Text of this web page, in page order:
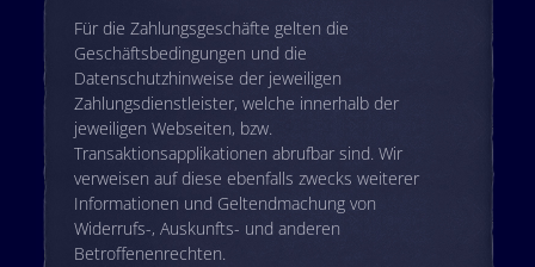
Für die Zahlungsgeschäfte gelten die
Geschäftsbedingungen und die
Datenschutzhinweise der jeweiligen
Zahlungsdienstleister, welche innerhalb der
jeweiligen Webseiten, bzw.
Transaktionsapplikationen abrufbar sind. Wir
verweisen auf diese ebenfalls zwecks weiterer
Informationen und Geltendmachung von
Widerrufs-, Auskunfts- und anderen
Betroffenenrechten.